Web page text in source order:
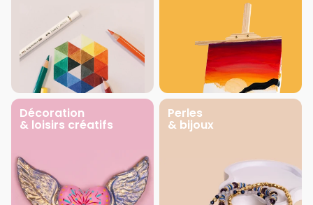
Décoration
& loisirs créatifs
Perles
& bijoux